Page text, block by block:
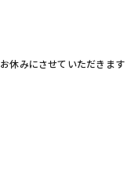
休みにさせていただきます